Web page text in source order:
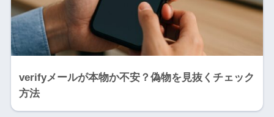
verifyメールが本物か不安？偽物を見抜くチェック
方法